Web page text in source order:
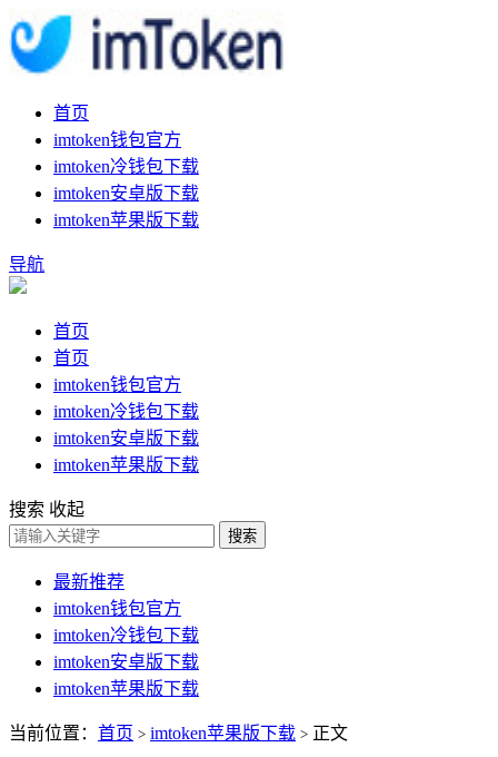
首页
imtoken钱包官方
imtoken冷钱包下载
imtoken安卓版下载
imtoken苹果版下载
导航
首页
首页
imtoken钱包官方
imtoken冷钱包下载
imtoken安卓版下载
imtoken苹果版下载
搜索 收起
搜索
最新推荐
imtoken钱包官方
imtoken冷钱包下载
imtoken安卓版下载
imtoken苹果版下载
当前位置： 首页 > imtoken苹果版下载 > 正文